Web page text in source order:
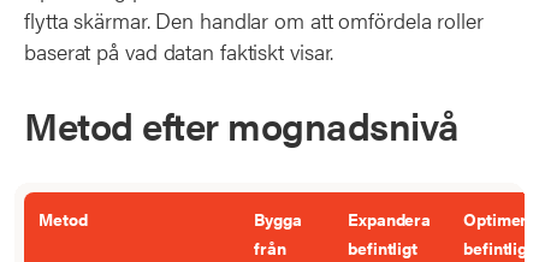
flytta skärmar. Den handlar om att omfördela roller
baserat på vad datan faktiskt visar.
Metod efter mognadsnivå
Metod
Bygga
från
Expandera
befintligt
Optimera
befintligt